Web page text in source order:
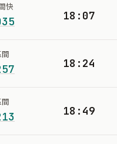
快
18:07
18:24
18:49